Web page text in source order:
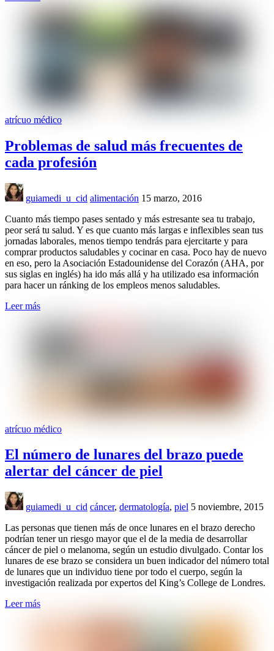
atrícuo médico
Problemas de salud más frecuentes de
cada profesión
guiamedi_u_cid alimentación 15 marzo, 2016
Cuanto más tiempo pases sentado y más estresante sea tu trabajo,
peor será tu salud. Y es que cuanto más largas e inflexibles sean tus
jornadas laborales, menos tiempo tendrás para ejercitarte y para
comprar productos saludables y cocinar en casa. Poco hay de nuevo
en eso, pero la Asociación Estadounidense del Corazón (AHA, por
sus siglas en inglés) ha ido más allá y ha utilizado esa información
para hacer un ránking de los empleos menos saludables.
Leer más
atrícuo médico
El número de lunares del brazo puede
alertar del cáncer de piel
guiamedi_u_cid cáncer, dermatología, piel 5 noviembre, 2015
Las personas que tienen más de once lunares en el brazo derecho
podrían tener un riesgo mayor que el de la media de desarrollar
cáncer de piel o melanoma, según un estudio divulgado. Contar los
lunares de ese brazo se considera un buen indicador del número total
de lunares que un individuo tiene por todo el cuerpo, según la
investigación realizada por expertos del King’s College de Londres.
Leer más